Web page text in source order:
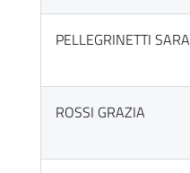
PELLEGRINETTI SARA
ROSSI GRAZIA